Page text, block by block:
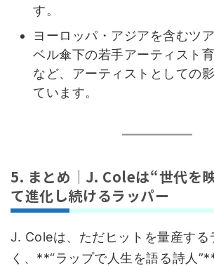
す。
ヨーロッパ・アジアを含むツ
ベル傘下の若手アーティスト
など、アーティストとしての
ています。
5. まとめ｜J. Coleは“世代を
て進化し続けるラッパー
J. Coleは、ただヒットを量産する
く、**“ラップで人生を語る詩人